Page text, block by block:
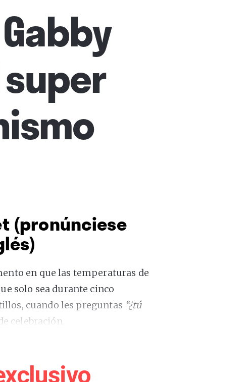
(pronúnciese
en que las temperaturas de
solo sea durante cinco
cuando les preguntas “¿tú
celebración.
este año entramos en la